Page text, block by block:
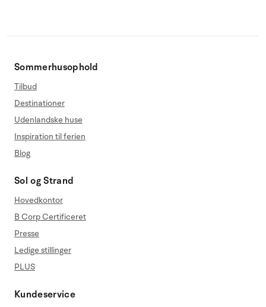
Sommerhusophold
Tilbud
Destinationer
Udenlandske huse
Inspiration til ferien
Blog
Sol og Strand
Hovedkontor
B Corp Certificeret
Presse
Ledige stillinger
PLUS
Kundeservice